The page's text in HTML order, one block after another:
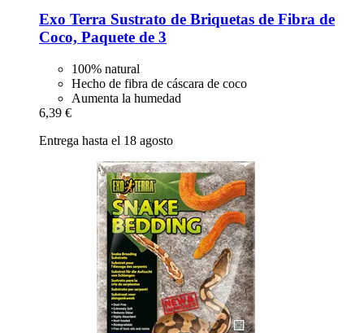
Exo Terra Sustrato de Briquetas de Fibra de
Coco, Paquete de 3
100% natural
Hecho de fibra de cáscara de coco
Aumenta la humedad
6,39 €
Entrega hasta el 18 agosto